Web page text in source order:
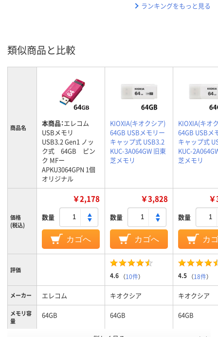
ランキングをもっと見る
類似商品と比較
商品名 本商品：エレコム
USBメモリ
USB3.2 Gen1 ノッ
ク式 64GB ピン
ク MFー
APKU3064GPN 1個
オリジナル
KIOXIA(キオクシア)
64GB USBメモリー
キャップ式 USB3.2
KUC-3A064GW 旧東
芝メモリ
KIOXIA(キオ
64GB USBメ
キャップ式
KUC-
芝メモリ
価格
(税込)
￥2,178
数量
カゴへ
￥3,828
数量
カゴへ
数量
カ
評価
4.6 （10件） 4.5 （18件）
メーカー エレコム キオクシア キオクシア
メモリ容
量
64GB 64GB 64GB